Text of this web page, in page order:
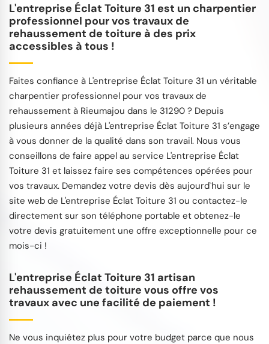
L'entreprise Éclat Toiture 31 est un charpentier
professionnel pour vos travaux de
rehaussement de toiture à des prix
accessibles à tous !
Faites confiance à L'entreprise Éclat Toiture 31 un véritable
charpentier professionnel pour vos travaux de
rehaussement à Rieumajou dans le 31290 ? Depuis
plusieurs années déjà L'entreprise Éclat Toiture 31 s’engage
à vous donner de la qualité dans son travail. Nous vous
conseillons de faire appel au service L'entreprise Éclat
Toiture 31 et laissez faire ses compétences opérées pour
vos travaux. Demandez votre devis dès aujourd`hui sur le
site web de L'entreprise Éclat Toiture 31 ou contactez-le
directement sur son téléphone portable et obtenez-le
votre devis gratuitement une offre exceptionnelle pour ce
mois-ci !
L'entreprise Éclat Toiture 31 artisan
rehaussement de toiture vous offre vos
travaux avec une facilité de paiement !
Ne vous inquiétez plus pour votre budget parce que nous